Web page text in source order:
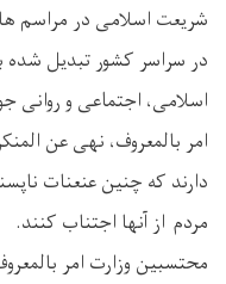
شریعت اسلامی در
در سراسر کشور تبدیل
اسلامی، اجتماعی و روانی
امر بالمعروف، نهی عن
دارند که چنین عنعنات
مردم از آنها اجتناب کنند.
محتسبین وزارت امر